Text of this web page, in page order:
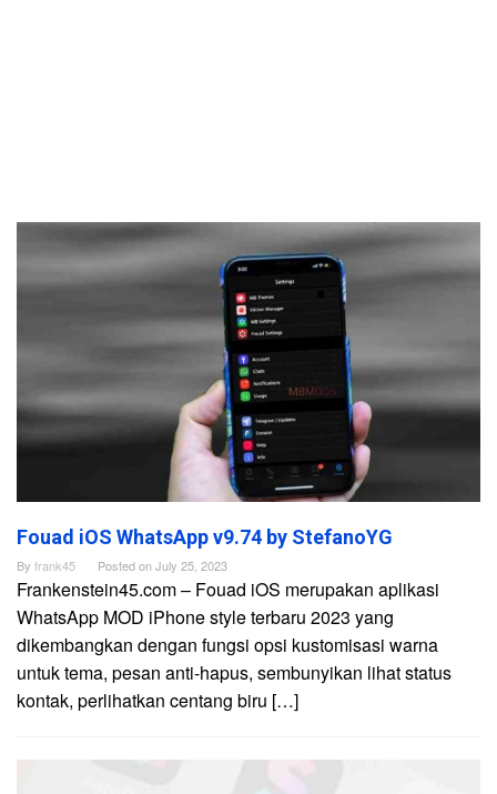
Frankenstein45.Com
Fouad iOS WhatsApp v9.74 by StefanoYG
By frank45 Posted onJuly 25, 2023
Frankenstein45.com – Fouad iOS merupakan aplikasi
WhatsApp MOD iPhone style terbaru 2023 yang
dikembangkan dengan fungsi opsi kustomisasi warna
untuk tema, pesan anti-hapus, sembunyikan lihat status
kontak, perlihatkan centang biru […]